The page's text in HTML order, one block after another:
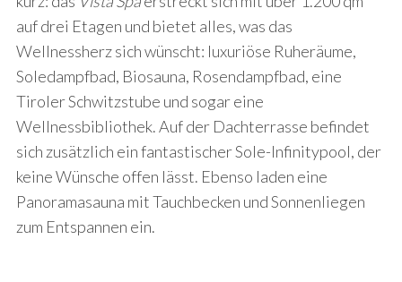
auf drei Etagen und bietet alles, was das
Wellnessherz sich wünscht: luxuriöse Ruheräume,
Soledampfbad, Biosauna, Rosendampfbad, eine
Tiroler Schwitzstube und sogar eine
Wellnessbibliothek. Auf der Dachterrasse befindet
sich zusätzlich ein fantastischer Sole-Infinitypool, der
keine Wünsche offen lässt. Ebenso laden eine
Panoramasauna mit Tauchbecken und Sonnenliegen
zum Entspannen ein.